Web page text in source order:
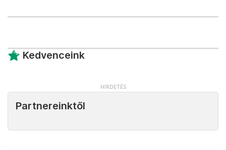
Kedvenceink
Partnereinktől